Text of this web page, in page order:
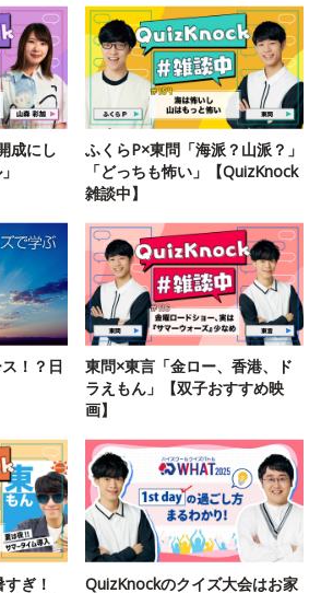
成にし
ふくらP×東問「海派？山派？」
「どっちも怖い」【QuizKnock
雑談中】
！？日
東問×東言「金ロー、香港、ド
ラえもん」【双子おすすめ映
画】
ぎ！
QuizKnockのクイズ大会はお家